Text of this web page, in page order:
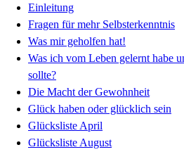
Einleitung
Fragen für mehr Selbsterkenntnis
Was mir geholfen hat!
Was ich vom Leben gelernt habe
sollte?
Die Macht der Gewohnheit
Glück haben oder glücklich sein
Glücksliste April
Glücksliste August